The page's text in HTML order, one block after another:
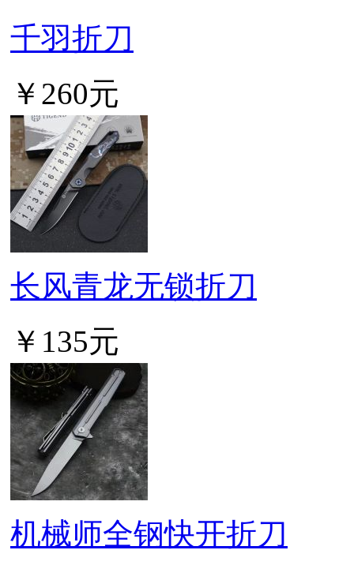
千羽折刀
￥260元
长风青龙无锁折刀
￥135元
机械师全钢快开折刀